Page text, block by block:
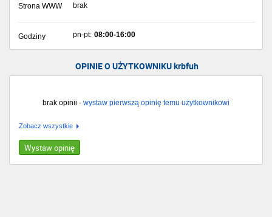
Strona WWW brak
Godziny pn-pt: 08:00-16:00
OPINIE O UŻYTKOWNIKU krbfuh
brak opinii - wystaw pierwszą opinię temu użytkownikowi
Zobacz wszystkie
Wystaw opinię